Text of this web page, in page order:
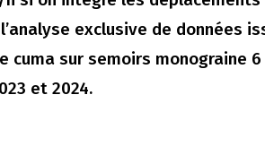
exclusive de données
cuma sur semoirs monograine
et 2024.